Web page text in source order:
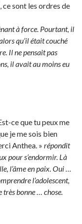
ce sont les ordres de
à force. Pourtant, il
qu’il était couché
Il ne pensait pas
il avait au moins eu
ce que tu peux me
je me sois bien
Anthea. » répondit
pour s’endormir. Là
l’âme en paix. Oui …
l’adolescent,
très bonne … chose.